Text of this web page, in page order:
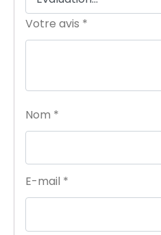
Votre avis *
Nom *
E-mail *